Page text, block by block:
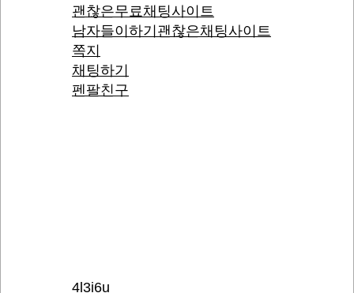
괜찮은무료채팅사이트
남자들이하기괜찮은채팅사이트
쪽지
채팅하기
펜팔친구
4l3i6u